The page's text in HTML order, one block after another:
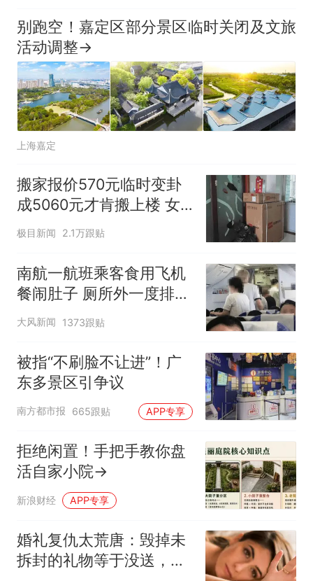
别跑空！嘉定区部分景区临时关闭及文旅
活动调整→
上海嘉定
搬家报价570元临时变卦
成5060元才肯搬上楼 女
子傻眼
极目新闻 2.1万跟贴
南航一航班乘客食用飞机
餐闹肚子 厕所外一度排长
队
大风新闻 1373跟贴
被指“不刷脸不让进”！广
东多景区引争议
南方都市报 665跟贴 APP专享
拒绝闲置！手把手教你盘
活自家小院→
新浪财经 APP专享
婚礼复仇太荒唐：毁掉未
拆封的礼物等于没送，新